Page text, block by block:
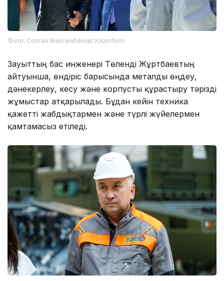
Фото: Солтан Жексенбеков/ Kazinform
Зауыттың бас инженері Төленді Жұртбаевтың
айтуынша, өндіріс барысында металды өңдеу,
дәнекерлеу, кесу және корпусты құрастыру тәрізді
жұмыстар атқарылады. Бұдан кейін техника
қажетті жабдықтармен және түрлі жүйелермен
қамтамасыз етіледі.